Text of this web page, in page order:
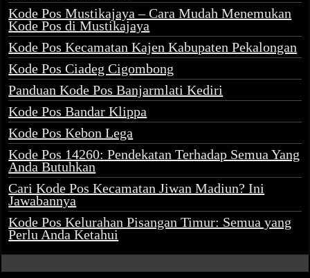
Kode Pos Mustikajaya – Cara Mudah Menemukan
Kode Pos di Mustikajaya
Kode Pos Kecamatan Kajen Kabupaten Pekalongan
Kode Pos Ciadeg Cigombong
Panduan Kode Pos Banjarmlati Kediri
Kode Pos Bandar Klippa
Kode Pos Kebon Lega
Kode Pos 14260: Pendekatan Terhadap Semua Yang
Anda Butuhkan
Cari Kode Pos Kecamatan Jiwan Madiun? Ini
Jawabannya
Kode Pos Kelurahan Pisangan Timur: Semua yang
Perlu Anda Ketahui